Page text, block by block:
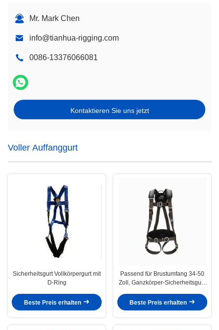
Mr. Mark Chen
info@tianhua-rigging.com
0086-13376066081
Kontaktieren Sie uns jetzt
Voller Auffanggurt
Sicherheitsgurt Vollkörpergurt mit
D-Ring
Beste Preis erhalten
Passend für Brustumfang 34-50
Zoll, Ganzkörper-Sicherheitsgurt,
allgemeine
Absturzsicherungsausrüstung für
Beste Preis erhalten